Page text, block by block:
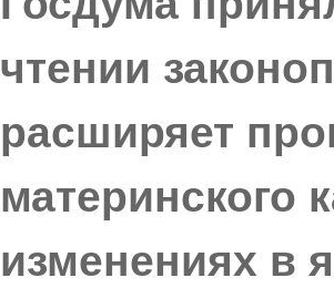
чтении
расширяет
материнского
изменениях в